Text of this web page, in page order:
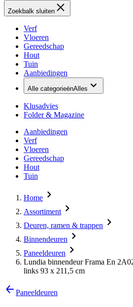
Zoekbalk sluiten
Verf
Vloeren
Gereedschap
Hout
Tuin
Aanbiedingen
Alle categorieënAlles
Klusadvies
Folder & Magazine
Aanbiedingen
Verf
Vloeren
Gereedschap
Hout
Tuin
Home
Assortiment
Deuren, ramen & trappen
Binnendeuren
Paneeldeuren
Lundia binnendeur Frama En
links 93 x 211,5 cm
Paneeldeuren